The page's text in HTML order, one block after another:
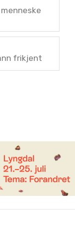
frikjent